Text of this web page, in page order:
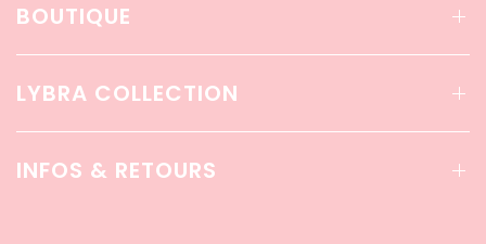
BOUTIQUE
LYBRA COLLECTION
INFOS & RETOURS